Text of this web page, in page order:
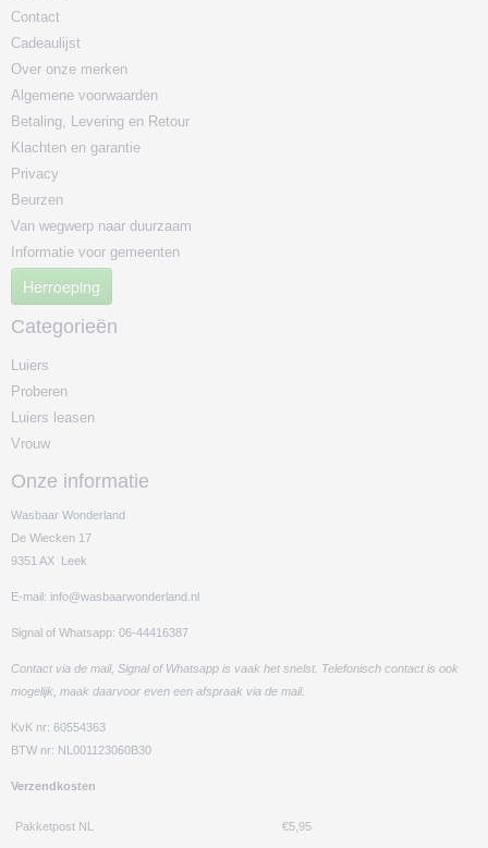
Contact
Cadeaulijst
Over onze merken
Algemene voorwaarden
Betaling, Levering en Retour
Klachten en garantie
Privacy
Beurzen
Van wegwerp naar duurzaam
Informatie voor gemeenten
Herroeping
Categorieën
Luiers
Proberen
Luiers leasen
Vrouw
Onze informatie
Wasbaar Wonderland
De Wiecken 17
9351 AX Leek
E-mail: info@wasbaarwonderland.nl
Signal of Whatsapp: 06-44416387
Contact via de mail, Signal of Whatsapp is vaak het snelst. Telefonisch contact is ook
mogelijk, maak daarvoor even een afspraak via de mail.
KvK nr: 60554363
BTW nr: NL001123060B30
Verzendkosten
Pakketpost NL €5,95